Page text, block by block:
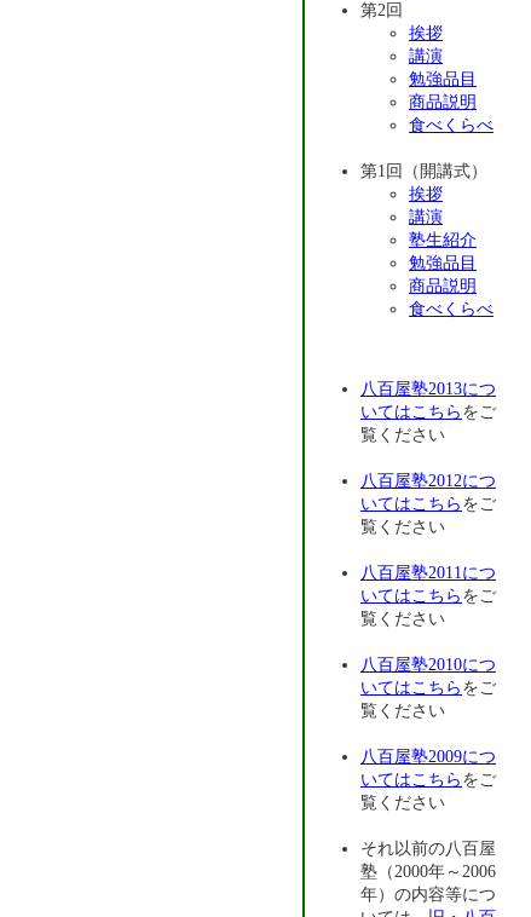
第2回
挨拶
講演
勉強品目
商品説明
食べくらべ
第1回（開講式）
挨拶
講演
塾生紹介
勉強品目
商品説明
食べくらべ
八百屋塾2013につ
いてはこちら をご
覧ください
八百屋塾2012につ
いてはこちら をご
覧ください
八百屋塾2011につ
いてはこちら をご
覧ください
八百屋塾2010につ
いてはこちら をご
覧ください
八百屋塾2009につ
いてはこちら をご
覧ください
それ以前の八百屋
塾（2000年～2006
年）の内容等につ